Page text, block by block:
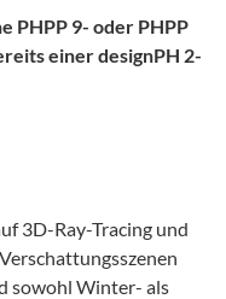
PHPP 9- oder PHPP
einer designPH 2-
3D-Ray-Tracing und
sowohl Winter- als